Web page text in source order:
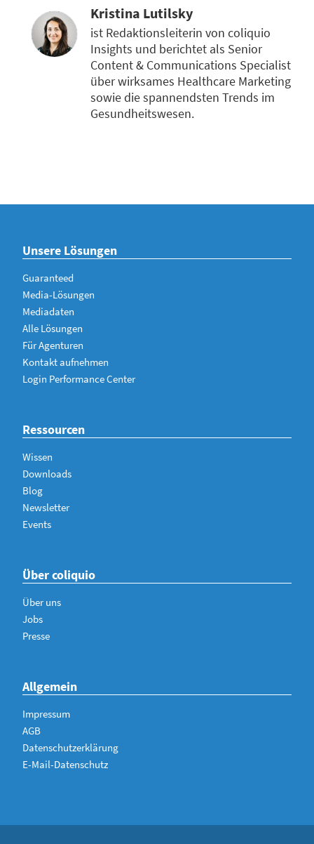
Kristina Lutilsky
ist Redaktionsleiterin von coliquio
Insights und berichtet als Senior
Content & Communications Specialist
über wirksames Healthcare Marketing
sowie die spannendsten Trends im
Gesundheitswesen.
Unsere Lösungen
Guaranteed
Media-Lösungen
Mediadaten
Alle Lösungen
Für Agenturen
Kontakt aufnehmen
Login Performance Center
Ressourcen
Wissen
Downloads
Blog
Newsletter
Events
Über coliquio
Über uns
Jobs
Presse
Allgemein
Impressum
AGB
Datenschutzerklärung
E-Mail-Datenschutz